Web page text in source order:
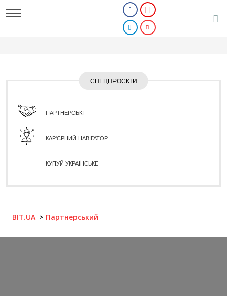
СПЕЦПРОЄКТИ
ПАРТНЕРСЬКІ
КАР'ЄРНИЙ НАВІГАТОР
КУПУЙ УКРАЇНСЬКЕ
BIT.UA Партнерський